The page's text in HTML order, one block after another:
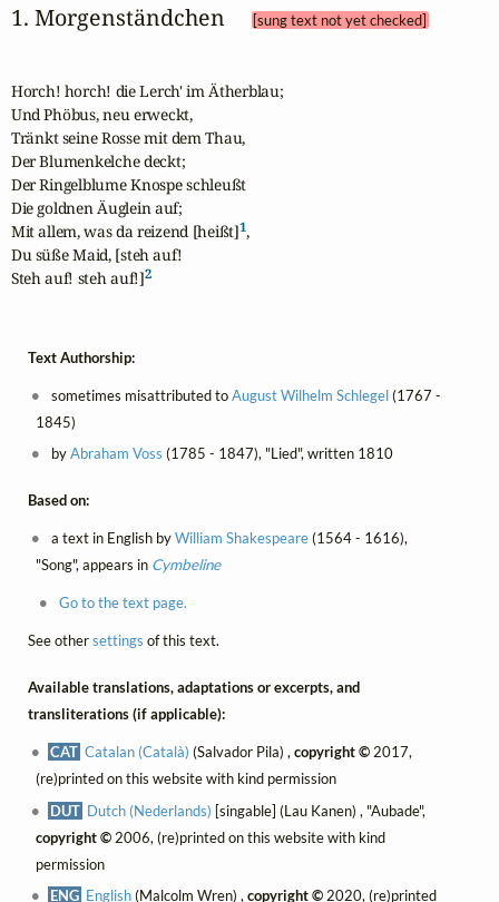
1. Morgenständchen [sung text not yet checked]
Horch! horch! die Lerch' im Ätherblau;
Und Phöbus, neu erweckt,
Tränkt seine Rosse mit dem Thau,
Der Blumenkelche deckt;
Der Ringelblume Knospe schleußt
Die goldnen Äuglein auf;
Mit allem, was da reizend [heißt]1,
Du süße Maid, [steh auf!
Steh auf! steh auf!]2
Text Authorship:
sometimes misattributed toAugust Wilhelm Schlegel(1767 -
1845)
byAbraham Voss (1785 - 1847), "Lied", written 1810
Based on:
a text in English byWilliam Shakespeare(1564 - 1616),
"Song", appears in Cymbeline
Go to the text page.
See othersettings of this text.
Available translations, adaptations or excerpts, and
transliterations (if applicable):
CAT Catalan (Català) (Salvador Pila) ,copyright ©2017,
(re)printed on this website with kind permission
DUT Dutch (Nederlands) [singable] (Lau Kanen) , "Aubade",
copyright ©2006, (re)printed on this website with kind
permission
ENG English(Malcolm Wren) ,copyright © 2020, (re)printed